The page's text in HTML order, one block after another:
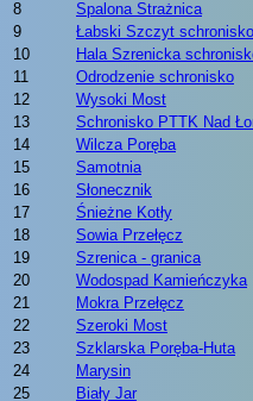
8
Spalona Strażnica
9
Łabski Szczyt schronisko
10
Hala Szrenicka
11
Odrodzenie schronisko
12
Wysoki Most
13
Schronisko PTTK Nad
14
Wilcza Poręba
15
Samotnia
16
Słonecznik
17
Śnieżne Kotły
18
Sowia Przełęcz
19
Szrenica - granica
20
Wodospad Kamieńczyka
21
Mokra Przełęcz
22
Szeroki Most
23
Szklarska Poręba-Huta
24
Marysin
25
Biały Jar